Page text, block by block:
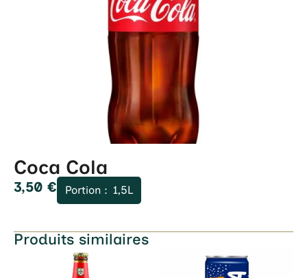
Coca Cola
3,50 € Portion : 1,5L
Produits similaires